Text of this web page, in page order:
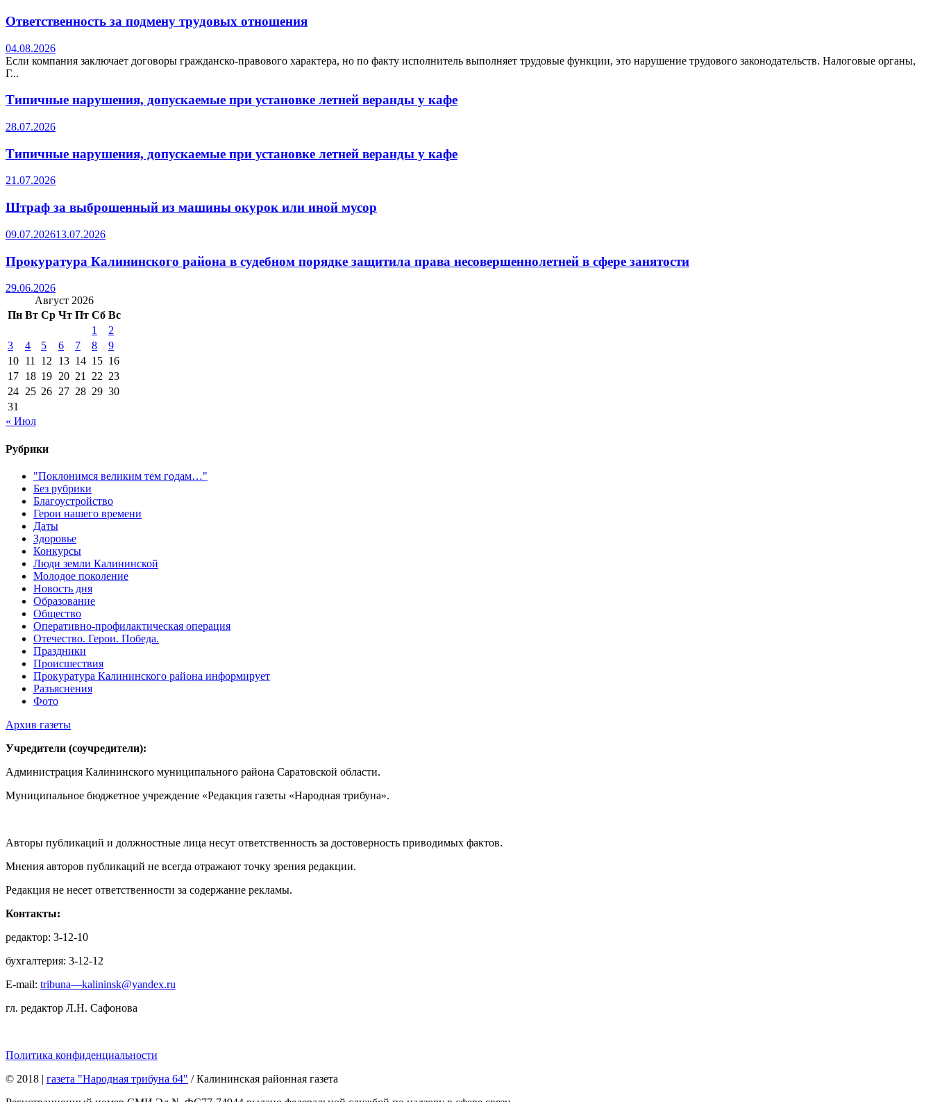
Ответственность за подмену трудовых отношения
04.08.2026
Если компания заключает договоры гражданско-правового характера, но по факту исполнитель выполняет трудовые функции, это нарушение трудового законодательств. Налоговые органы,
Г...
Типичные нарушения, допускаемые при установке летней веранды у кафе
28.07.2026
Типичные нарушения, допускаемые при установке летней веранды у кафе
21.07.2026
Штраф за выброшенный из машины окурок или иной мусор
09.07.202613.07.2026
Прокуратура Калининского района в судебном порядке защитила права несовершеннолетней в сфере занятости
29.06.2026
Август 2026
Пн Вт Ср Чт Пт Сб Вс
1
2
3
4 5 6 7 8
9
10 11 12 13 14 15 16
17 18 19 20 21 22 23
24 25 26 27 28 29 30
31
« Июл
Рубрики
"Поклонимся великим тем годам…"
Без рубрики
Благоустройство
Герои нашего времени
Даты
Здоровье
Конкурсы
Люди земли Калининской
Молодое поколение
Новость дня
Образование
Общество
Оперативно-профилактическая операция
Отечество. Герои. Победа.
Праздники
Происшествия
Прокуратура Калининского района информирует
Разъяснения
Фото
Архив газеты
Учредители (соучредители):
Администрация Калининского муниципального района Саратовской области.
Муниципальное бюджетное учреждение «Редакция газеты «Народная трибуна».
Авторы публикаций и должностные лица несут ответственность за достоверность приводимых фактов.
Мнения авторов публикаций не всегда отражают точку зрения редакции.
Редакция не несет ответственности за содержание рекламы.
Контакты:
редактор: 3-12-10
бухгалтерия: 3-12-12
E-mail: tribuna—kalininsk@yandex.ru
гл. редактор Л.Н. Сафонова
Политика конфиденциальности
© 2018 | газета "Народная трибуна 64" / Калининская районная газета